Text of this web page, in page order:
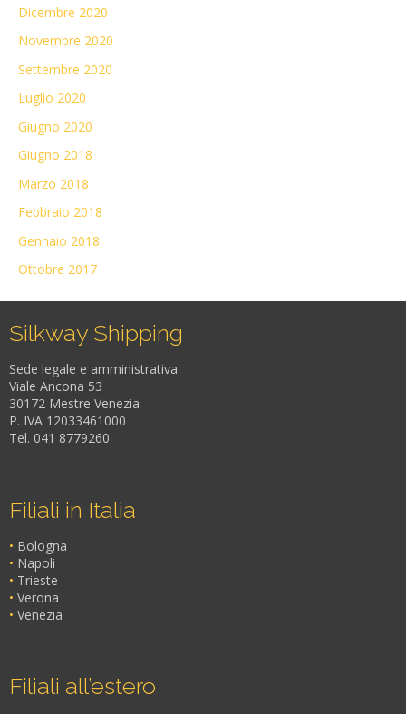
Dicembre 2020
Novembre 2020
Settembre 2020
Luglio 2020
Giugno 2020
Giugno 2018
Marzo 2018
Febbraio 2018
Gennaio 2018
Ottobre 2017
Silkway Shipping
Sede legale e amministrativa
Viale Ancona 53
30172 Mestre Venezia
P. IVA 12033461000
Tel. 041 8779260
Filiali in Italia
• Bologna
• Napoli
• Trieste
• Verona
• Venezia
Filiali all’estero